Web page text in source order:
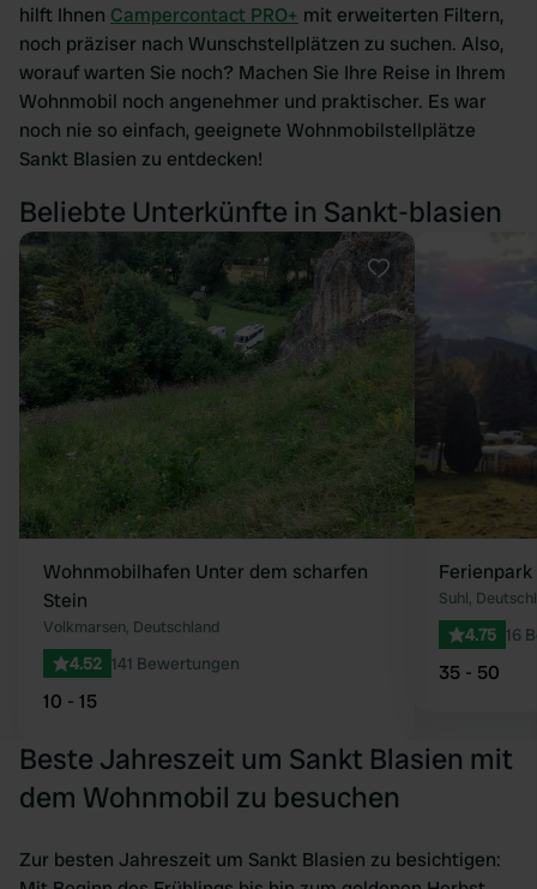
hilft Ihnen Campercontact PRO+ mit erweiterten Filtern,
noch präziser nach Wunschstellplätzen zu suchen. Also,
worauf warten Sie noch? Machen Sie Ihre Reise in Ihrem
Wohnmobil noch angenehmer und praktischer. Es war
noch nie so einfach, geeignete Wohnmobilstellplätze
Sankt Blasien zu entdecken!
Beliebte Unterkünfte in Sankt-blasien
Favorit
Wohnmobilhafen Unter dem scharfen
Stein
Volkmarsen, Deutschland
4.52 141 Bewertungen
10 - 15
Suhl,
4.75 16
35 - 50
Beste Jahreszeit um Sankt Blasien mit
dem Wohnmobil zu besuchen
Zur besten Jahreszeit um Sankt Blasien zu besichtigen: